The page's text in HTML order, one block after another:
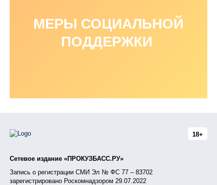
МЕРЫ СОЦИАЛЬНОЙ
ПОДДЕРЖКИ
18+
Сетевое издание «ПРОКУЗБАСС.РУ»
Запись о регистрации СМИ Эл № ФС 77 – 83702
зарегистрировано Роскомнадзором 29.07.2022